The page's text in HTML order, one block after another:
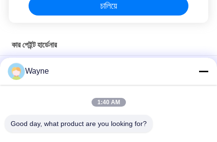
চালিয়ে
কার পেইন্ট হার্ডেনার
ক্ষতিকারক গাড়ি পেইন্ট হার্ডেনার ক্লিয়ার কোট মাল্টিস্কেন রাসায়নিক প্রতিরোধী
আইএসও স্থিতিশীল স্বয়ংচালিত পেইন্ট হার্ডেনার সহ, গন্ধহীন দ্রুত হার্ডেনার ক্লিয়ার কোটের
Wayne
1:40 AM
Good day, what product are you looking for?